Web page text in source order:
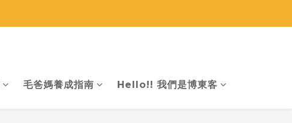
毛爸媽養成指南 Hello!! 我們是博東客